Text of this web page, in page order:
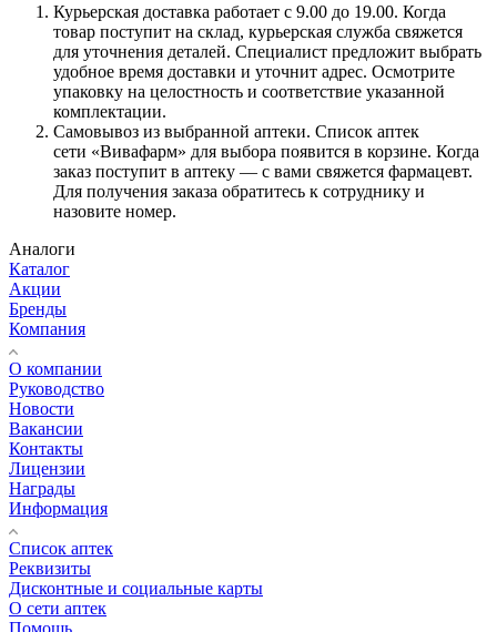
Курьерская доставка работает с 9.00 до 19.00. Когда
товар поступит на склад, курьерская служба свяжется
для уточнения деталей. Специалист предложит выбрать
удобное время доставки и уточнит адрес. Осмотрите
упаковку на целостность и соответствие указанной
комплектации.
Самовывоз из выбранной аптеки. Список аптек
сети «Вивафарм» для выбора появится в корзине. Когда
заказ поступит в аптеку — с вами свяжется фармацевт.
Для получения заказа обратитесь к сотруднику и
назовите номер.
Аналоги
Каталог
Акции
Бренды
Компания
О компании
Руководство
Новости
Вакансии
Контакты
Лицензии
Награды
Информация
Список аптек
Реквизиты
Дисконтные и социальные карты
О сети аптек
Помощь